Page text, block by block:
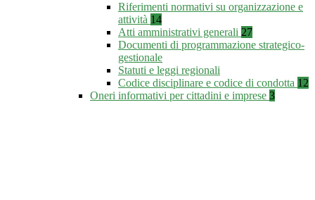
Riferimenti normativi su organizzazione e
attività 14
Atti amministrativi generali 27
Documenti di programmazione strategico-
gestionale
Statuti e leggi regionali
Codice disciplinare e codice di condotta 12
Oneri informativi per cittadini e imprese 3